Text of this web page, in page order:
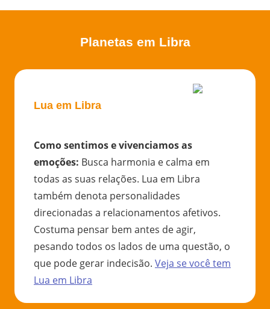
Planetas em Libra
Lua em Libra
Como sentimos e vivenciamos as
emoções: Busca harmonia e calma em
todas as suas relações. Lua em Libra
também denota personalidades
direcionadas a relacionamentos afetivos.
Costuma pensar bem antes de agir,
pesando todos os lados de uma questão, o
que pode gerar indecisão. Veja se você tem
Lua em Libra